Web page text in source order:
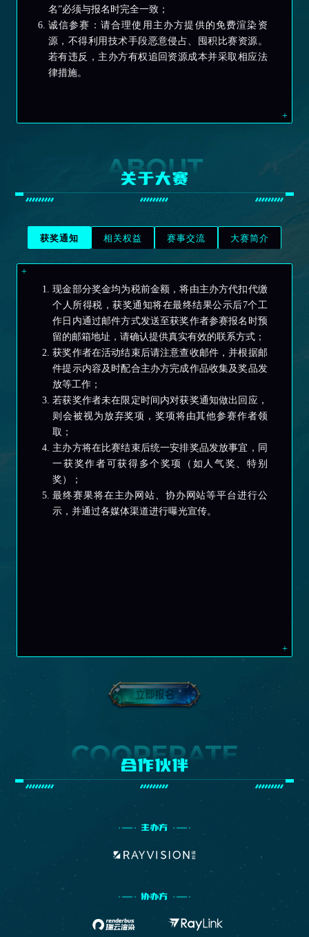
名”必须与报名时完全一致；
诚信参赛：请合理使用主办方提供的免费渲染资
源，不得利用技术手段恶意侵占、囤积比赛资源。
若有违反，主办方有权追回资源成本并采取相应法
律措施。
关于大赛
现金部分奖金均为税前金额，将由主办方代扣代缴
个人所得税，获奖通知将在最终结果公示后7个工
作日内通过邮件方式发送至获奖作者参赛报名时预
留的邮箱地址，请确认提供真实有效的联系方式；
获奖作者在活动结束后请注意查收邮件，并根据邮
件提示内容及时配合主办方完成作品收集及奖品发
放等工作；
若获奖作者未在限定时间内对获奖通知做出回应，
则会被视为放弃奖项，奖项将由其他参赛作者领
取；
主办方将在比赛结束后统一安排奖品发放事宜，同
⼀获奖作者可获得多个奖项（如人气奖、特别
奖）；
最终赛果将在主办网站、协办网站等平台进行公
示，并通过各媒体渠道进行曝光宣传。
获奖通知 相关权益 赛事交流 大赛简介
合作伙伴
主办方
协办方